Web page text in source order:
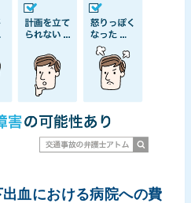
血における病院への費